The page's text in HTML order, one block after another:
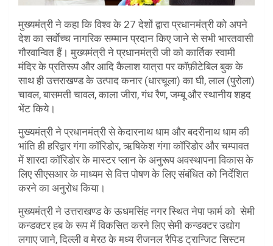
मुख्यमंत्री ने कहा कि विश्व के 27 देशों द्वारा प्रधानमंत्री को अपने
देश का सर्वाेच्च नागरिक सम्मान प्रदान किए जाने से सभी भारतवासी
गौरवान्वित हैं। मुख्यमंत्री ने प्रधानमंत्री जी को कार्तिक स्वामी
मंदिर के प्रतिरूप और आदि कैलाश यात्रा पर कॉफ़ीटेबिल बुक के
साथ ही उत्तराखण्ड के उत्पाद कनार (धारचूला) का घी, लाल (पुरोला)
चावल, बासमती चावल, काला जीरा, गंध रैण, जम्बू और स्थानीय शहद
भेंट किये।
मुख्यमंत्री ने प्रधानमंत्री से केदारनाथ धाम और बदरीनाथ धाम की
भांति ही हरिद्वार गंगा कॉरिडोर, ऋषिकेश गंगा कॉरिडोर और चम्पावत
में शारदा कॉरिडोर के मास्टर प्लान के अनुरूप अवस्थापना विकास के
लिए सीएसआर के माध्यम से वित्त पोषण के लिए संबंधित को निर्देशित
करने का अनुरोध किया।
मुख्यमंत्री ने उत्तराखण्ड के ऊधमसिंह नगर स्थित नेपा फार्म को सेमी
कन्डक्टर हब के रूप में विकसित करने लिए सेमी कन्डक्टर उद्योग
लगाए जाने, दिल्ली व मेरठ के मध्य रीजनल रैपिड ट्रान्जिट सिस्टम